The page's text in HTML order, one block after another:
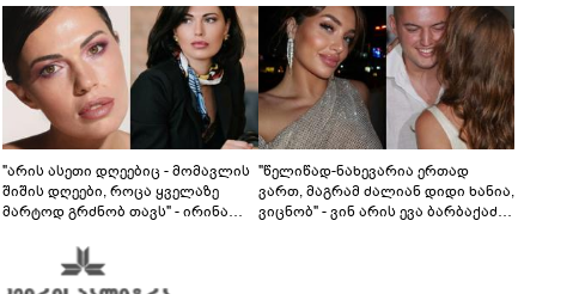
"არის ასეთი დღეებიც - მომავლის
შიშის დღეები, როცა ყველაზე
მარტოდ გრძნობ თავს" - ირინა
"წელიწად-ნახევარია ერთად
ვართ, მაგრამ ძალიან დიდი ხანია,
ვიცნობ" - ვინ არის ევა ბარბაქაძის